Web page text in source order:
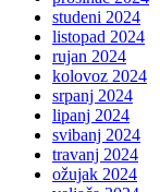
studeni 2024
listopad 2024
rujan 2024
kolovoz 2024
srpanj 2024
lipanj 2024
svibanj 2024
travanj 2024
ožujak 2024